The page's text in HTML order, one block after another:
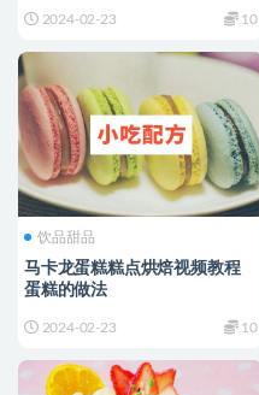
2024-02-23 10
饮品甜品
马卡龙蛋糕糕点烘焙视频教程
蛋糕的做法
2024-02-23 10